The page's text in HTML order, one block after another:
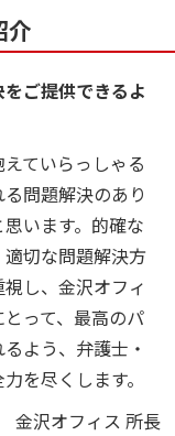
介
ご提供できるよ
ていらっしゃる
問題解決のあり
います。的確な
切な問題解決方
し、金沢オフィ
って、最高のパ
よう、弁護士・
を尽くします。
金沢オフィス 所長